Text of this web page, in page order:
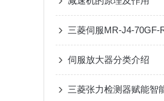
伺服放大器分类介绍